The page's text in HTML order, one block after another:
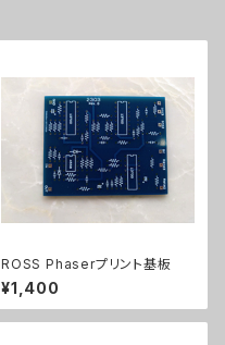
ROSS Phaserプリント基板
¥1,400